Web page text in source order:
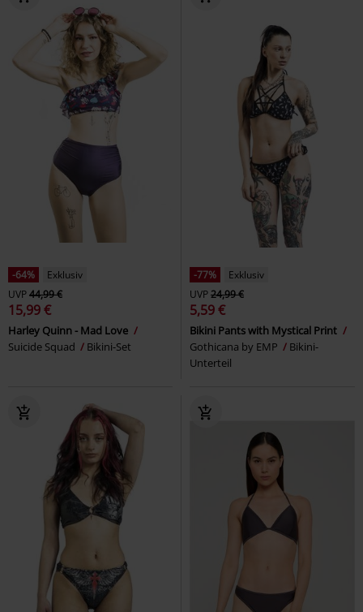
-64%
Exklusiv
UVP44,99 €
15,99 €
Harley Quinn - Mad Love
Suicide Squad
Bikini-Set
-77%
Exklusiv
UVP24,99 €
5,59 €
Bikini Pants with Mystical Print
Gothicana by EMP
Bikini-
Unterteil